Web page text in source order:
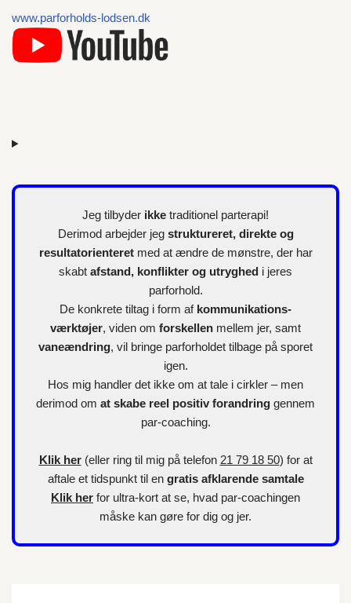
e
www.parforholds-lodsen.dk
Jeg tilbyder ikke traditionel parterapi!
Derimod arbejder jeg struktureret, direkte og
resultatorienteretmed at ændre de mønstre, der har
skabt afstand, konflikter og utryghed i jeres
parforhold.
De konkrete tiltag i form af kommunikations-
værktøjer, viden om forskellen mellem jer, samt
vaneændring, vil bringe parforholdet tilbage på sporet
igen.
Hos mig handler det ikke om at tale i cirkler – men
derimod om at skabe reel positiv forandring gennem
par-coaching.
Klik her(eller ring til mig på telefon 21 79 18 50) for at
aftale et tidspunkt til en gratis afklarende samtale
Klik her for ultra-kort at se, hvad par-coachingen
måske kan gøre for dig og jer.